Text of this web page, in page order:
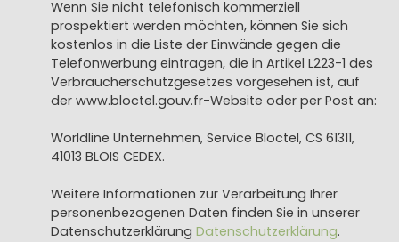
Wenn Sie nicht telefonisch kommerziell
prospektiert werden möchten, können Sie sich
kostenlos in die Liste der Einwände gegen die
Telefonwerbung eintragen, die in Artikel L223-1 des
Verbraucherschutzgesetzes vorgesehen ist, auf
der www.bloctel.gouv.fr-Website oder per Post an:
Worldline Unternehmen, Service Bloctel, CS 61311,
41013 BLOIS CEDEX.
Weitere Informationen zur Verarbeitung Ihrer
personenbezogenen Daten finden Sie in unserer
Datenschutzerklärung Datenschutzerklärung.